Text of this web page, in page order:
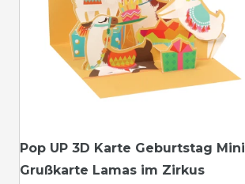
Pop UP 3D Karte Geburtstag Mini
Grußkarte Lamas im Zirkus